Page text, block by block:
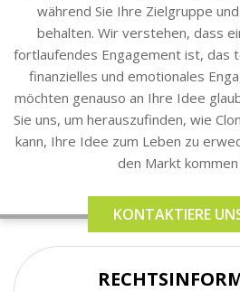
während Sie Ihre Zielgruppe
behalten. Wir verstehen, dass
fortlaufendes Engagement ist, das
finanzielles und emotionales
möchten genauso an Ihre Idee
Sie uns, um herauszufinden, wie
kann, Ihre Idee zum Leben zu
den Markt kommen
KONTAKTIERE